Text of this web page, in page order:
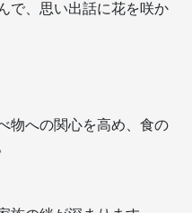
で、思い出話に花を咲か
物への関心を高め、食の